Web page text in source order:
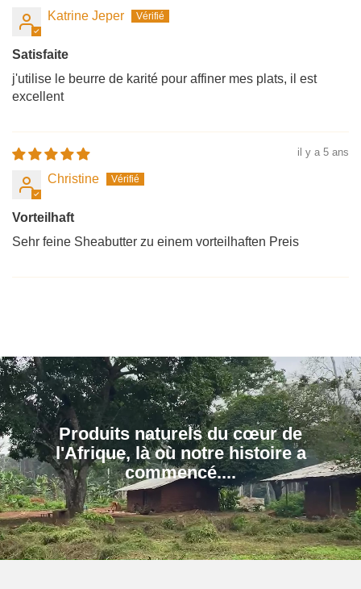
Katrine Jeper
Satisfaite
j'utilise le beurre de karité pour affiner mes plats, il est
excellent
il y a 5 ans
Christine
Vorteilhaft
Sehr feine Sheabutter zu einem vorteilhaften Preis
Produits naturels du cœur de
l'Afrique, là où notre histoire a